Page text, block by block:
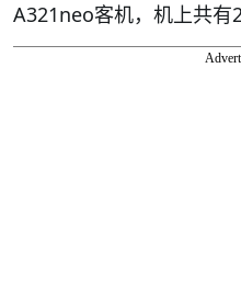
A321neo客机，机上共有